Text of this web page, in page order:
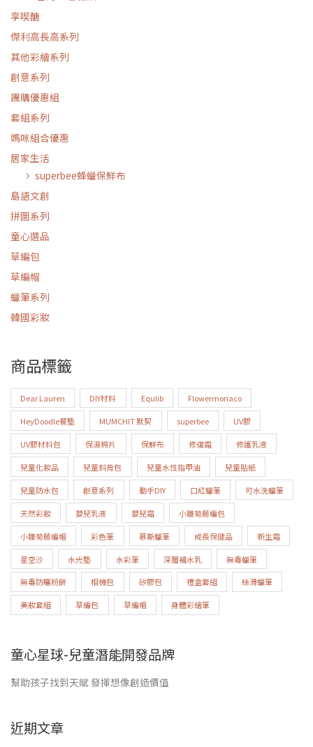
享喫醣
傑利高長高系列
其他彩繪系列
創意系列
團購優惠組
套組系列
媽咪組合優惠
居家生活
superbee蜂蠟保鮮布
島語文創
拼圖系列
童心選品
草編包
草編帽
蠟筆系列
韓國彩妝
商品標籤
Dear Lauren DIY材料 Equlib Flowermonaco
HeyDoodle餐墊 MUMCHIT 默契 superbee UV膠
UV膠材料包 保濕棉片 保鮮布 修復霜 修護乳液
兒童化妝品 兒童斜背包 兒童水性指甲油 兒童貼紙
兒童防水包 創意系列 動手DIY 口紅蠟筆 可水洗蠟筆
天然彩妝 嬰兒乳液 嬰兒霜 小雛菊藤編包
小雛菊藤編帽 彩色筆 慕斯蠟筆 成長保健品 新生霜
星空沙 水光墊 水彩筆 深層補水乳 無毒蠟筆
無毒防曬粉餅 相機包 矽膠包 禮盒套組 絲滑蠟筆
美妝套組 草編包 草編帽 身體彩繪筆
童心星球-兒童潛能開發品牌
幫助孩子找到天賦 發揮想像創造價值
近期文章